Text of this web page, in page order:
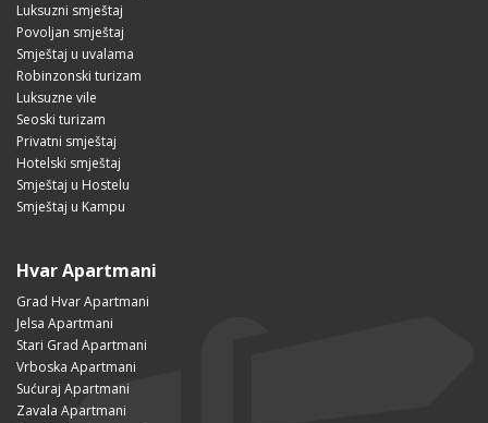
Luksuzni smještaj
Povoljan smještaj
Smještaj u uvalama
Robinzonski turizam
Luksuzne vile
Seoski turizam
Privatni smještaj
Hotelski smještaj
Smještaj u Hostelu
Smještaj u Kampu
Hvar Apartmani
Grad Hvar Apartmani
Jelsa Apartmani
Stari Grad Apartmani
Vrboska Apartmani
Sućuraj Apartmani
Zavala Apartmani